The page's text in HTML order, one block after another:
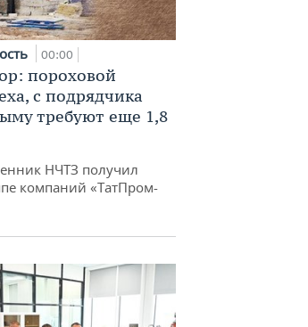
00:00
пороховой
с подрядчика
требуют еще 1,8
НЧТЗ получил
компаний «ТатПром-